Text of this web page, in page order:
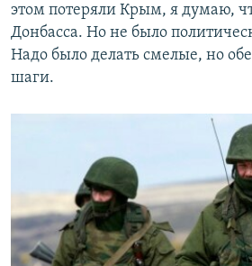
этом потеряли Крым, я думаю,
Донбасса. Но не было
Надо было делать смелые, но
шаги.